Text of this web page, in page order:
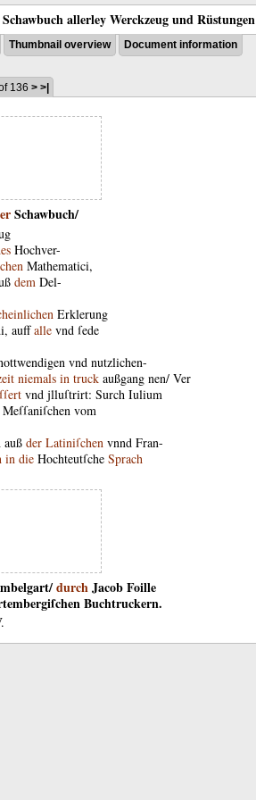
allerley Werckzeug und Rüstungen
Thumbnail overview Document information
136 > >|
Schawbuch/
Hochver-
Mathematici,
dem Del-
Erklerung
, auff alle vnd ſede
vnd nutzlichen-
niemals in truck außgang nen/ Ver
vnd jlluſtrirt: Surch Iulium
Meſſaniſchen vom
auß der Latiniſchen vnnd Fran-
in die Hochteutſche Sprach
/durchJacobFoille
Buchtruckern.
.